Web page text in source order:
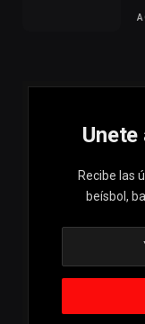
Recibe las
beísbol,